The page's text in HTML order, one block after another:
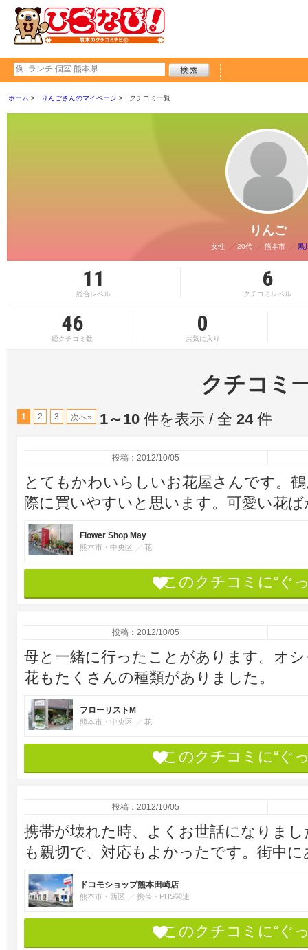
ホーム りんごさんのマイページ クチコミ一覧
りんご
女性 20代 熊本市 黒
11
総合レベル
6
クチコミレベル
46
総クチコミ数
0
お気に入り
クチコミ
1 2 3 次へ» 1～10 件を表示 / 全 24件
投稿：2012/10/05
とてもかわいらしいお花屋さんです。
際に買いやすいと思います。可愛い花
Flower Shop May
熊本市・中央区 花
このクチコミに“ぐ
投稿：2012/10/05
母と一緒に行ったことがあります。オ
花もたくさんの種類がありました。
フローリストM
熊本市・中央区 花
このクチコミに“ぐ
投稿：2012/10/05
携帯が壊れた時、よくお世話になりま
も親切で、対応もよかったです。街中
ドコモショップ熊本田崎店
熊本市・西区 携帯・PHS関連
このクチコミに“ぐ